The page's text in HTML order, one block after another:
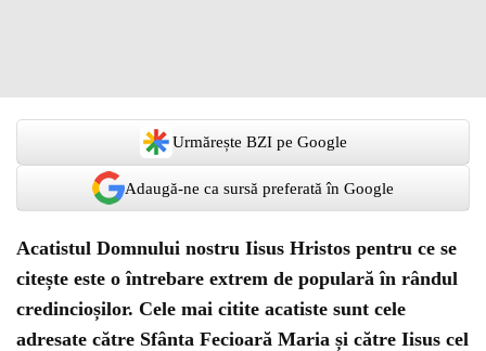
Urmărește BZI pe Google
Adaugă-ne ca sursă preferată în Google
Acatistul Domnului nostru Iisus Hristos pentru ce se
citește este o întrebare extrem de populară în rândul
credincioșilor. Cele mai citite acatiste sunt cele
adresate către Sfânta Fecioară Maria și către Iisus cel